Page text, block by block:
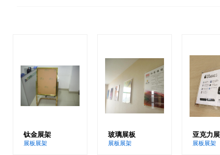
钛金展架
展板展架
玻璃展板
展板展架
亚克力
展板展架